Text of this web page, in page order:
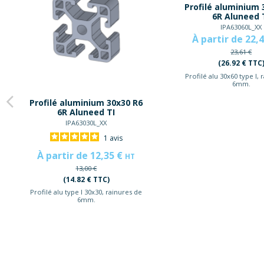
Profilé aluminium 30x30 R6
6R Aluneed TI
IPA63030L_XX
1 avis
À partir de 12,35 € HT
13,00 €
(14.82 € TTC)
Profilé alu type I 30x30, rainures de
6mm.
Profilé aluminium
6R Aluneed
IPA63060L_XX
À partir de
23,61 €
(26.92 € TTC)
Profilé alu 30x60 type I,
6mm.